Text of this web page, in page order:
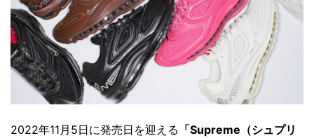
2022年11月5日に発売日を迎える 「Supreme（シュプリ